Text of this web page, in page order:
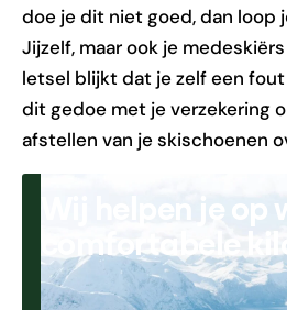
doe je dit niet goed, dan loop
Jijzelf, maar ook je
letsel blijkt dat je zelf een
dit gedoe met je verzekering
afstellen van je skischoenen
Wij helpen je op
comfortabele